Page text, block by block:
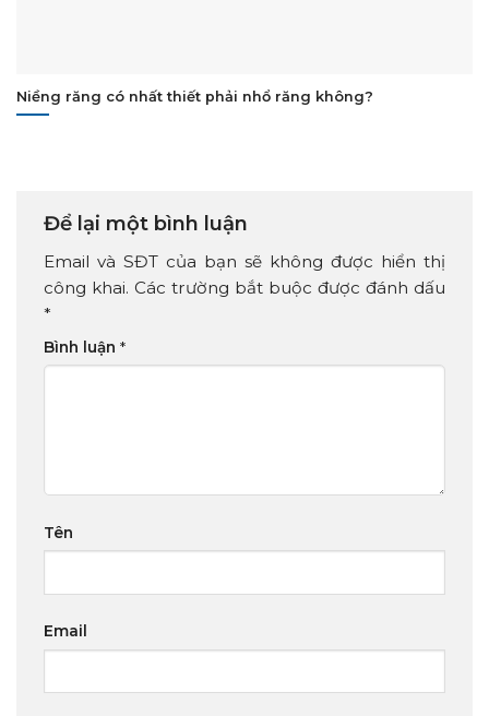
Niềng răng có nhất thiết phải nhổ răng không?
Để lại một bình luận
Email và SĐT của bạn sẽ không được hiển thị
công khai. Các trường bắt buộc được đánh dấu
*
Bình luận *
Tên
Email